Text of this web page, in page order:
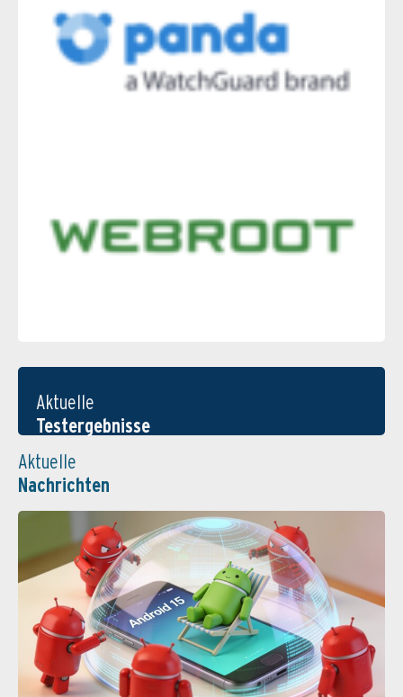
Aktuelle
Testergebnisse
Aktuelle
Nachrichten